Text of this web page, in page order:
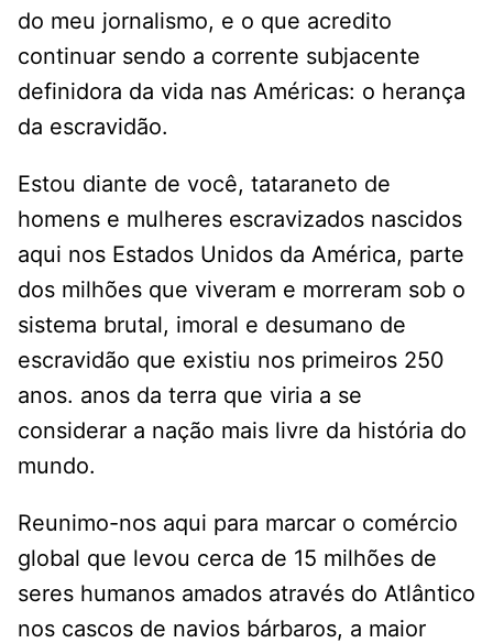
do meu jornalismo, e o que acredito
continuar sendo a corrente subjacente
definidora da vida nas Américas: o herança
da escravidão.
Estou diante de você, tataraneto de
homens e mulheres escravizados nascidos
aqui nos Estados Unidos da América, parte
dos milhões que viveram e morreram sob o
sistema brutal, imoral e desumano de
escravidão que existiu nos primeiros 250
anos. anos da terra que viria a se
considerar a nação mais livre da história do
mundo.
Reunimo-nos aqui para marcar o comércio
global que levou cerca de 15 milhões de
seres humanos amados através do Atlântico
nos cascos de navios bárbaros, a maior